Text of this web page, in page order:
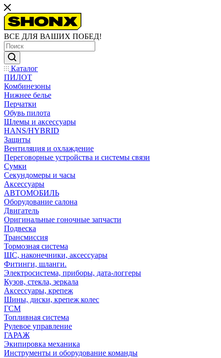
ВСЕ ДЛЯ ВАШИХ ПОБЕД!
Каталог
ПИЛОТ
Комбинезоны
Нижнее белье
Перчатки
Обувь пилота
Шлемы и аксессуары
HANS/HYBRID
Защиты
Вентиляция и охлаждение
Переговорные устройства и системы связи
Сумки
Секундомеры и часы
Аксессуары
АВТОМОБИЛЬ
Оборудование салона
Двигатель
Оригинальные гоночные запчасти
Подвеска
Трансмиссия
Тормозная система
ШС, наконечники, аксессуары
Фитинги, шланги.
Электросистема, приборы, дата-логгеры
Кузов, стекла, зеркала
Аксессуары, крепеж
Шины, диски, крепеж колес
ГСМ
Топливная система
Рулевое управление
ГАРАЖ
Экипировка механика
Инструменты и оборудование команды